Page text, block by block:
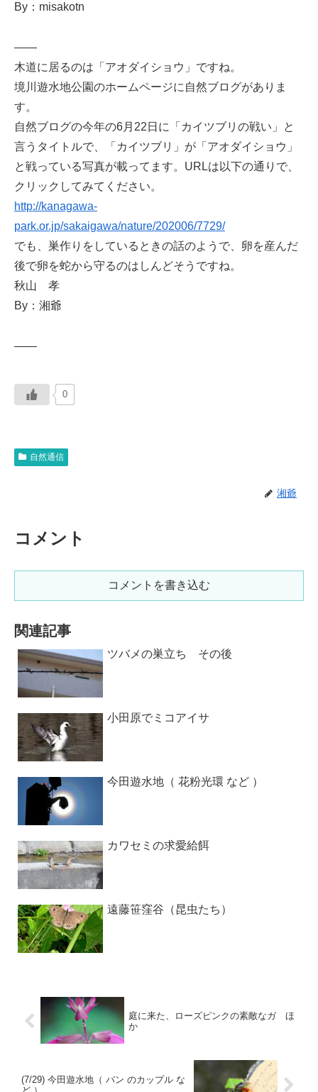
By：misakotn
——
木道に居るのは「アオダイショウ」ですね。
境川遊水地公園のホームページに自然ブログがありま
す。
自然ブログの今年の6月22日に「カイツブリの戦い」と
言うタイトルで、「カイツブリ」が「アオダイショウ」
と戦っている写真が載ってます。URLは以下の通りで、
クリックしてみてください。
http://kanagawa-
park.or.jp/sakaigawa/nature/202006/7729/
でも、巣作りをしているときの話のようで、卵を産んだ
後で卵を蛇から守るのはしんどそうですね。
秋山 孝
By：湘爺
——
0
自然通信
湘爺
コメント
コメントを書き込む
関連記事
ツバメの巣立ち その後
小田原でミコアイサ
今田遊水地（ 花粉光環 など ）
カワセミの求愛給餌
遠藤笹窪谷（昆虫たち）
庭に来た、ローズピンクの素敵なガ ほ
か
(7/29) 今田遊水地（ バン のカップル な